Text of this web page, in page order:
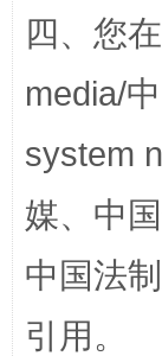
国家大
四、您
media/
system
媒、中
中国法
引用。